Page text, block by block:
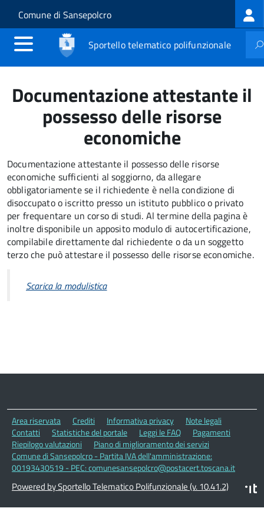
Salta al contenuto principale
Skip to site navigation
Comune di Sansepolcro
Sportello telematico polifunzionale
Documentazione attestante il
possesso delle risorse
economiche
Documentazione attestante il possesso delle risorse
economiche sufficienti al soggiorno, da allegare
obbligatoriamente se il richiedente è nella condizione di
disoccupato o iscritto presso un istituto pubblico o privato
per frequentare un corso di studi. Al termine della pagina è
inoltre disponibile un apposito modulo di autocertificazione,
compilabile direttamente dal richiedente o da un soggetto
terzo che può attestare il possesso delle risorse economiche.
Scarica la modulistica
Area riservata Crediti Informativa privacy
Note legali
Contatti
Statistiche del portale Leggi le FAQ
Pagamenti
Riepilogo valutazioni
Piano di miglioramento dei servizi
Comune di Sansepolcro - Partita IVA dell'amministrazione:
00193430519 - PEC: comunesansepolcro@postacert.toscana.it
Powered by Sportello Telematico Polifunzionale (v. 10.41.2)